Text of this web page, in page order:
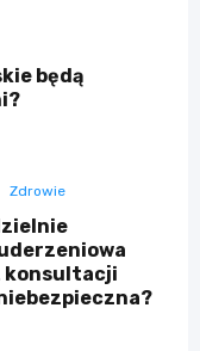
będą
Zdrowie
konsultacji